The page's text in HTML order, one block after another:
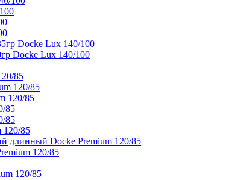
Docke Lux 140/100
Docke Lux 140/100
85
120/85
120/85
85
85
120/85
длинный Docke Premium 120/85
120/85
120/85